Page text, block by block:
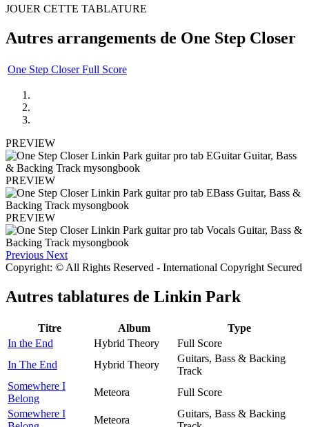
JOUER CETTE TABLATURE
Autres arrangements de One Step Closer
One Step Closer Full Score
PREVIEW
PREVIEW
PREVIEW
Previous Next
Copyright: © All Rights Reserved - International Copyright Secured
Autres tablatures de Linkin Park
Titre Album
Type
In the End
Hybrid Theory
Full Score
In The End
Hybrid Theory
Guitars, Bass & Backing
Track
Somewhere I
Belong
Meteora
Full Score
Somewhere I
Meteora
Guitars, Bass & Backing